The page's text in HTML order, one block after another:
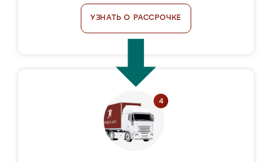
УЗНАТЬ О РАССРОЧКЕ